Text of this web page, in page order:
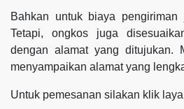
Bahkan untuk biaya pengiriman
Tetapi, ongkos juga
dengan alamat yang ditujukan.
menyampaikan alamat yang
Untuk pemesanan silakan klik